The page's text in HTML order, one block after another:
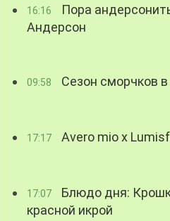
16:16
Пора
Андерсон
09:58 Сезон сморчков
17:17 Avero mio x
17:07
Блюдо дня:
красной икрой